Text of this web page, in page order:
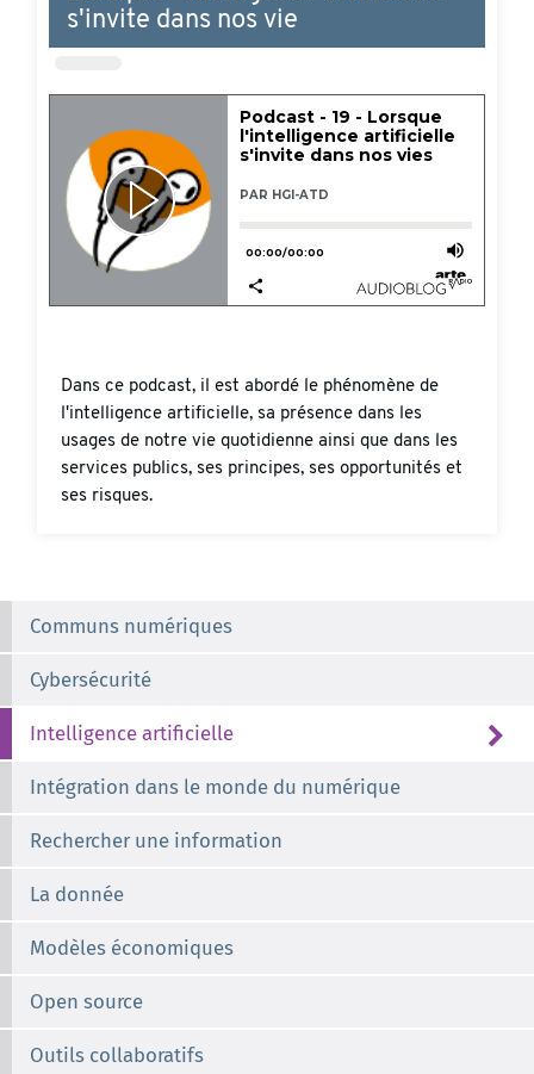
s'invite dans nos vie
Dans ce podcast, il est abordé le phénomène de
l'intelligence artificielle, sa présence dans les
usages de notre vie quotidienne ainsi que dans les
services publics, ses principes, ses opportunités et
ses risques.
Communs numériques
Cybersécurité
Intelligence artificielle
Intégration dans le monde du numérique
Rechercher une information
La donnée
Modèles économiques
Open source
Outils collaboratifs